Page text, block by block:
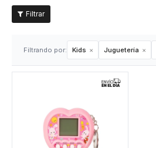
Filtrando por: Kids Juguetería